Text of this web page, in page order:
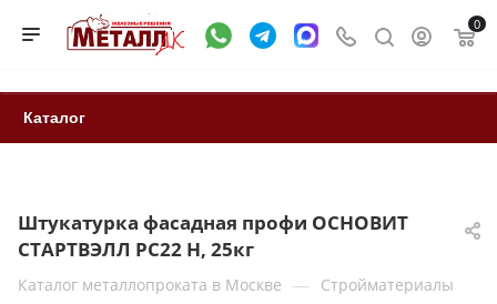
0
Каталог
Штукатурка фасадная профи ОСНОВИТ
СТАРТВЭЛЛ РС22 Н, 25кг
Каталог металлопроката в Москве — Стройматериалы